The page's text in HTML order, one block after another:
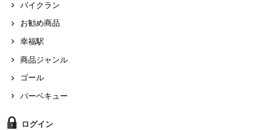
バイクラン
お勧め商品
幸福駅
商品ジャンル
ゴール
バーベキュー
ログイン